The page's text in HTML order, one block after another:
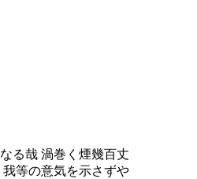
る哉 渦巻く煙幾百丈
等の意気を示さずや